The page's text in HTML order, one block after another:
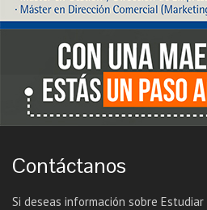
Contáctanos
Si deseas información sobre